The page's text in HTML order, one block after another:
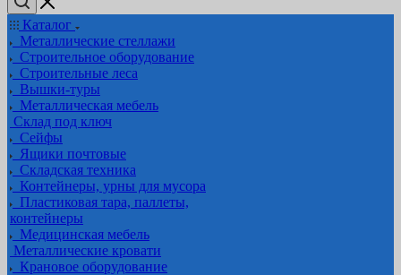
Каталог
Металлические стеллажи
Строительное оборудование
Строительные леса
Вышки-туры
Металлическая мебель
Склад под ключ
Сейфы
Ящики почтовые
Складская техника
Контейнеры, урны для мусора
Пластиковая тара, паллеты,
контейнеры
Медицинская мебель
Металлические кровати
Крановое оборудование